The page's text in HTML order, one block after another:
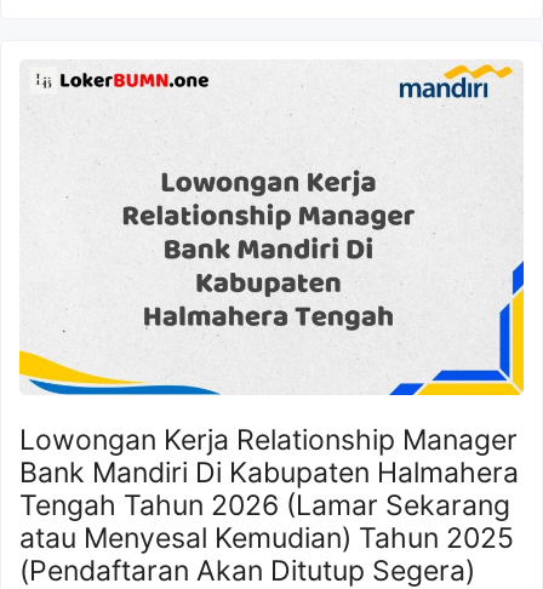
Lowongan Kerja Relationship Manager
Bank Mandiri Di Kabupaten Halmahera
Tengah Tahun 2026 (Lamar Sekarang
atau Menyesal Kemudian) Tahun 2025
(Pendaftaran Akan Ditutup Segera)